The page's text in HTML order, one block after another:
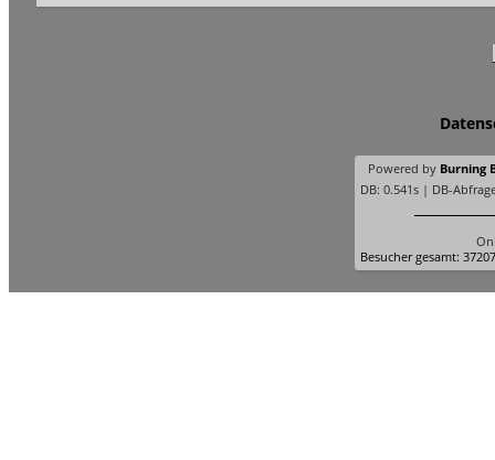
Powered by Burning
DB: 0.541s | DB-
Besucher gesamt: